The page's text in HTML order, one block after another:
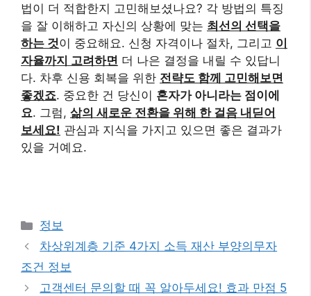
법이 더 적합한지 고민해보셨나요? 각 방법의 특징
을 잘 이해하고 자신의 상황에 맞는 최선의 선택을
하는 것이 중요해요. 신청 자격이나 절차, 그리고 이
자율까지 고려하면 더 나은 결정을 내릴 수 있답니
다. 차후 신용 회복을 위한 전략도 함께 고민해보면
좋겠죠. 중요한 건 당신이 혼자가 아니라는 점이에
요. 그럼, 삶의 새로운 전환을 위해 한 걸음 내딛어
보세요! 관심과 지식을 가지고 있으면 좋은 결과가
있을 거예요.
카
테
리
정보
차상위계층 기준 4가지 소득 재산 부양의무자
조건 정보
고객센터 문의할 때 꼭 알아두세요! 효과 만점 5